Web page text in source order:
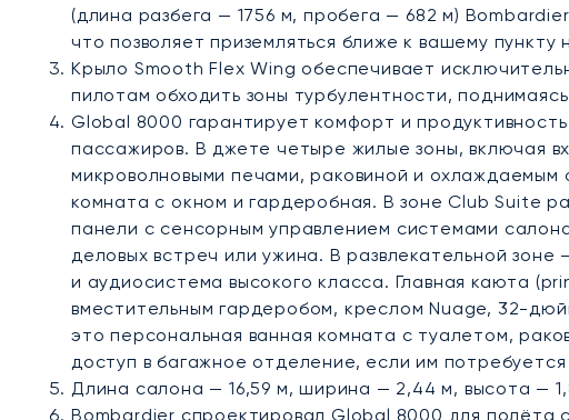
(длина разбега — 1756 м, пробега — 682 м)
что позволяет приземляться ближе к вашему пункту
Крыло Smooth Flex Wing обеспечивает
пилотам обходить зоны турбулентности,
Global 8000 гарантирует комфорт и
пассажиров. В джете четыре жилые зоны, включая
микроволновыми печами, раковиной и
комната с окном и гардеробная. В зоне Club Suite
панели с сенсорным управлением системами
деловых встреч или ужина. В развлекательной
и аудиосистема высокого класса. Главная каюта
вместительным гардеробом, креслом Nuage, 32-
это персональная ванная комната с туалетом,
доступ в багажное отделение, если им
Длина салона — 16,59 м, ширина — 2,44 м, высота —
Bombardier спроектировал Global 8000 для полёта